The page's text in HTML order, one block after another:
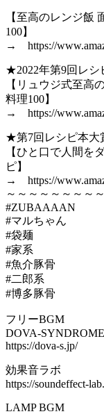
【至高のレンジ飯
100】
→ https://
★2022年第9回レ
【リュウジ式至高
料理100】
→ https://
★第7回レシピ本
【ひと口で人間を
ピ】
→ https://
～～～～～～～～
#ZUBAAAAN
#マルちゃん
#袋麺
#家系
#魚介豚骨
#二郎系
#博多豚骨
フリーBGM
DOVA-SYNDROME
https://dova-s.jp/
効果音ラボ
https://soundeffect-
LAMP BGM